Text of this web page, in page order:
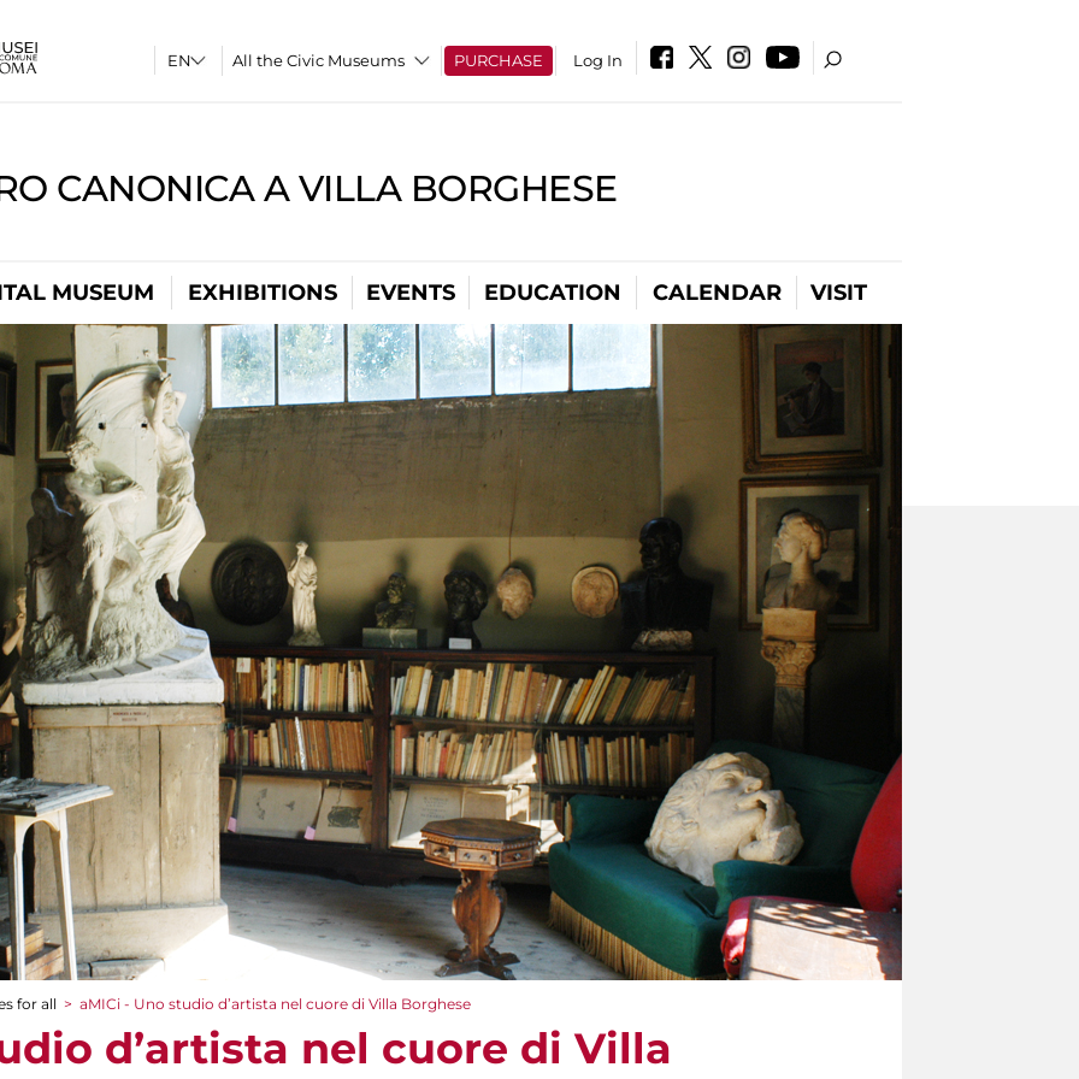
All the Civic Museums PURCHASE Log In
CANONICA A VILLA BORGHESE
MUSEUM EXHIBITIONS EVENTS EDUCATION CALENDAR VISIT
for all > aMICi - Uno studio d’artista nel cuore di Villa Borghese
d’artista nel cuore di Villa